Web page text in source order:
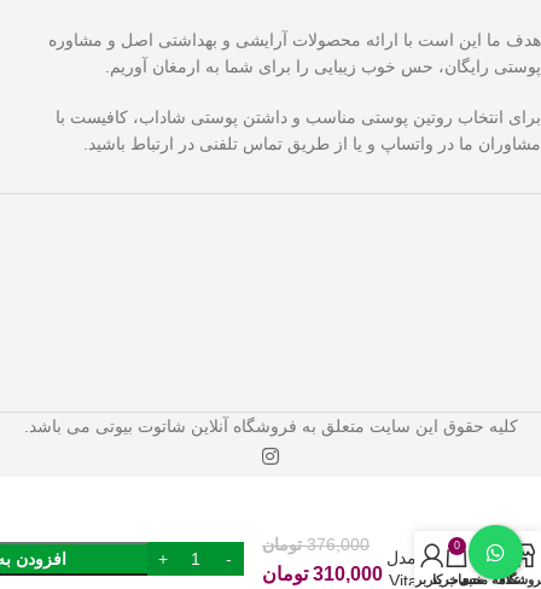
هدف ما این است با ارائه محصولات آرایشی و بهداشتی اصل و مشاوره
پوستی رایگان، حس خوب زیبایی را برای شما به ارمغان آوریم.
برای انتخاب روتین پوستی مناسب و داشتن پوستی شاداب، کافیست با
مشاوران ما در واتساپ و یا از طریق تماس تلفنی در ارتباط باشید.
کلیه حقوق این سایت متعلق به فروشگاه آنلاین شاتوت بیوتی می باشد.
صورت
گارنیه مدل
Vitamin C
376,000 تومان
310,000 تومان
افزودن
علاقه مندی
0
سبد خرید
حساب کاربری من